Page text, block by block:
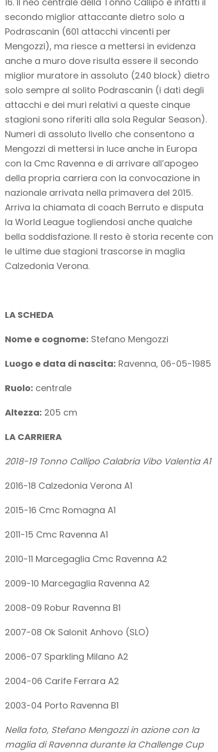
secondo miglior attaccante dietro solo a
Podrascanin (601 attacchi vincenti per
Mengozzi), ma riesce a mettersi in evidenza
anche a muro dove risulta essere il secondo
miglior muratore in assoluto (240 block) dietro
solo sempre al solito Podrascanin (i dati degli
attacchi e dei muri relativi a queste cinque
stagioni sono riferiti alla sola Regular Season).
Numeri di assoluto livello che consentono a
Mengozzi di mettersi in luce anche in Europa
con la Cmc Ravenna e di arrivare all’apogeo
della propria carriera con la convocazione in
nazionale arrivata nella primavera del 2015.
Arriva la chiamata di coach Berruto e disputa
la World League togliendosi anche qualche
bella soddisfazione. Il resto è storia recente con
le ultime due stagioni trascorse in maglia
Calzedonia Verona.
LA SCHEDA
Nome e cognome: Stefano Mengozzi
Luogo e data di nascita: Ravenna, 06-05-1985
Ruolo: centrale
Altezza: 205 cm
LA CARRIERA
2018-19 Tonno Callipo Calabria Vibo Valentia A1
2016-18 Calzedonia Verona A1
2015-16 Cmc Romagna A1
2011-15 Cmc Ravenna A1
2010-11 Marcegaglia Cmc Ravenna A2
2009-10 Marcegaglia Ravenna A2
2008-09 Robur Ravenna B1
2007-08 Ok Salonit Anhovo (SLO)
2006-07 Sparkling Milano A2
2004-06 Carife Ferrara A2
2003-04 Porto Ravenna B1
Nella foto, Stefano Mengozzi in azione con la
maglia di Ravenna durante la Challenge Cup